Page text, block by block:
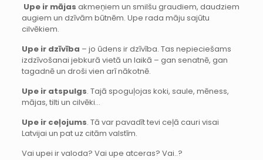
Upe ir mājas akmeņiem un smilšu graudiem, daudziem
augiem un dzīvām būtnēm. Upe rada māju sajūtu
cilvēkiem.
Upe ir dzīvība – jo ūdens ir dzīvība. Tas nepieciešams
izdzīvošanai jebkurā vietā un laikā – gan senatnē, gan
tagadnē un droši vien arī nākotnē.
Upe ir atspulgs. Tajā spoguļojas koki, saule, mēness,
mājas, tilti un cilvēki…
Upe ir ceļojums. Tā var pavadīt tevi ceļā cauri visai
Latvijai un pat uz citām valstīm.
Vai upei ir valoda? Vai upe atceras? Vai..?